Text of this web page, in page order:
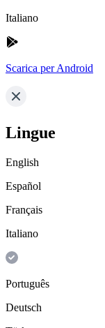
Italiano
Scarica per Android
Lingue
English
Español
Français
Italiano
Português
Deutsch